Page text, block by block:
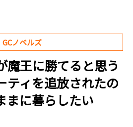
GCノベルズ
魔王に勝てると思う
ティを追放されたの
まに暮らしたい